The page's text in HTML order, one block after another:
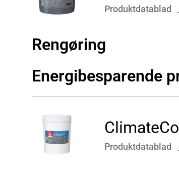
Produktdatablad
Rengøring
Energibesparende
Produktdatablad